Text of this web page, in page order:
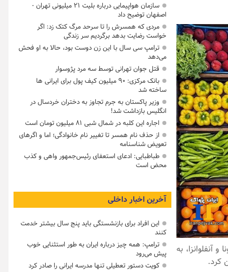
به
کرد.
سازمان هواپیمایی درباره بلیت ۲۱ میلیونی تهران -
اصفهان توضیح داد
مردی که همسرش را تا سرحد مرگ کتک زد: اگر
خواست رضایت بدهد برگردیم سر زندگی
ترامپ سی سال با این زن دوست بود، حالا به او فحش
می‌دهد
قتل جوان تهرانی توسط سه مرد پژوسوار
بانک مرکزی: ۹۰ میلیون کیف پول برای ایرانی ها
ساخته شد
وزیر پاکستان به جرم تجاوز به دختران خردسال در
انگلیس بازداشت شد!
اجاره این کلبه در شمال شبی ۸۱ میلیون تومان است
از حذف نام همسر تا تغییر نام خانوادگی؛ اما و اگرهای
تعویض شناسنامه
طباطبایی: ادعای استعفای رئیس‌جمهور واهی و کذب
محض است
آخرین اخبار داخلی
این افراد برای بازنشستگی باید پنج سال بیشتر خدمت
کنند
ترامپ: همه چیز درباره ایران به طور استثنایی خوب
پیش می‌رود
کویت دستور تعطیلی تنها مدرسه ایرانی را صادر کرد